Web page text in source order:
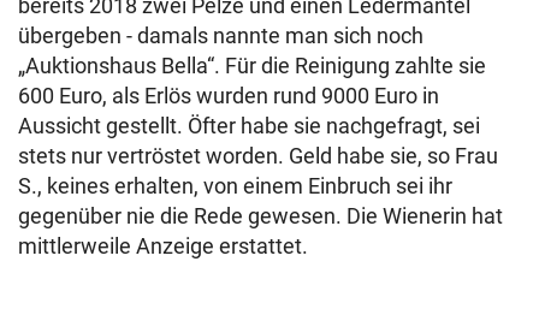
bereits 2018 zwei Pelze und einen Ledermantel
übergeben - damals nannte man sich noch
„Auktionshaus Bella“. Für die Reinigung zahlte sie
600 Euro, als Erlös wurden rund 9000 Euro in
Aussicht gestellt. Öfter habe sie nachgefragt, sei
stets nur vertröstet worden. Geld habe sie, so Frau
S., keines erhalten, von einem Einbruch sei ihr
gegenüber nie die Rede gewesen. Die Wienerin hat
mittlerweile Anzeige erstattet.